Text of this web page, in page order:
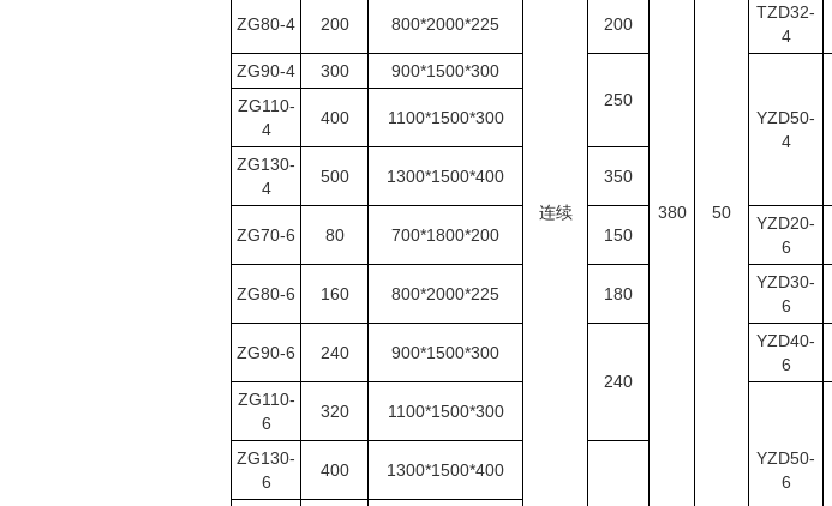
连续 380 50
ZG80-4 200 800*2000*225 200
TZD32-
4
ZG90-4 300
900*1500*300
250
YZD50-
4
ZG110-
4
400 1100*1500*300
ZG130-
4
500 1300*1500*400 350
ZG70-6 80 700*1800*200 150
YZD20-
6
ZG80-6 160 800*2000*225 180
YZD30-
6
ZG90-6 240
900*1500*300
240
YZD40-
6
ZG110-
6
320 1100*1500*300
YZD50-
6
ZG130-
6
400 1300*1500*400